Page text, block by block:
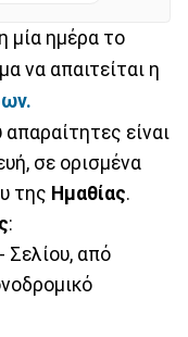
μία ημέρα το
να απαιτείται η
είναι
σε ορισμένα
της Ημαθίας.
:
Σελίου, από